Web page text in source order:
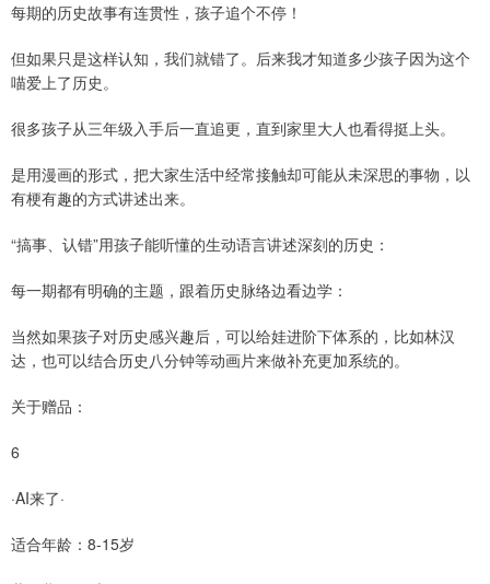
每期的历史故事有连贯性，孩子追个不停！
但如果只是这样认知，我们就错了。后来我才知道多少孩子因为这个
喵爱上了历史。
很多孩子从三年级入手后一直追更，直到家里大人也看得挺上头。
是用漫画的形式，把大家生活中经常接触却可能从未深思的事物，以
有梗有趣的方式讲述出来。
“搞事、认错”用孩子能听懂的生动语言讲述深刻的历史：
每一期都有明确的主题，跟着历史脉络边看边学：
当然如果孩子对历史感兴趣后，可以给娃进阶下体系的，比如林汉
达，也可以结合历史八分钟等动画片来做补充更加系统的。
关于赠品：
6
·AI来了·
适合年龄：8-15岁